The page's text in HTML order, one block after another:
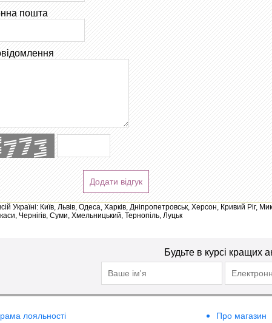
пошта
Додати відгук
Україні: Київ, Львів, Одеса, Харків, Дніпропетровськ, Херсон, Кривий Ріг,
Чернігів, Суми, Хмельницький, Тернопіль, Луцьк
Будьте в курсі кращих
лояльності Про магазин